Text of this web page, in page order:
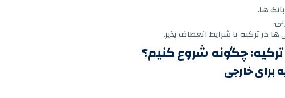
ها.
در ترکیه با شرایط انعطاف پذیر.
چگونه شروع کنیم؟
برای خارجی